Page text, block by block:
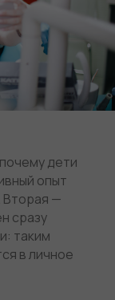
дети
опыт
Вторая —
сразу
таким
в личное